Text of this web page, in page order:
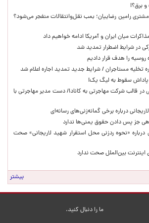
و برق؟!
رامین رضاییان؛ بمب نقل‌وانتقالات منفجر می‌شود؟
میان ایران و آمریکا ادامه خواهیم داد
در شرایط اضطرار تمدید شد
روسیه را هدف قرار دادیم
تخلیه مستاجران / شرایط جدید تمدید اجاره اعلام شد
پاداش سقوط به لیگ یک!
در قالب شرکت مهاجرتی به کانادا/ دست مدیر مهاجرتی با
درباره برخی گمانه‌زنی‌های رسانه‌ای
جز پس دادن حقوق یمنی‌ها ندارد
درباره «نحوه ردزنی محل استقرار شهید لاریجانی» صحت
بیشتر
ما را دنبال کنید.